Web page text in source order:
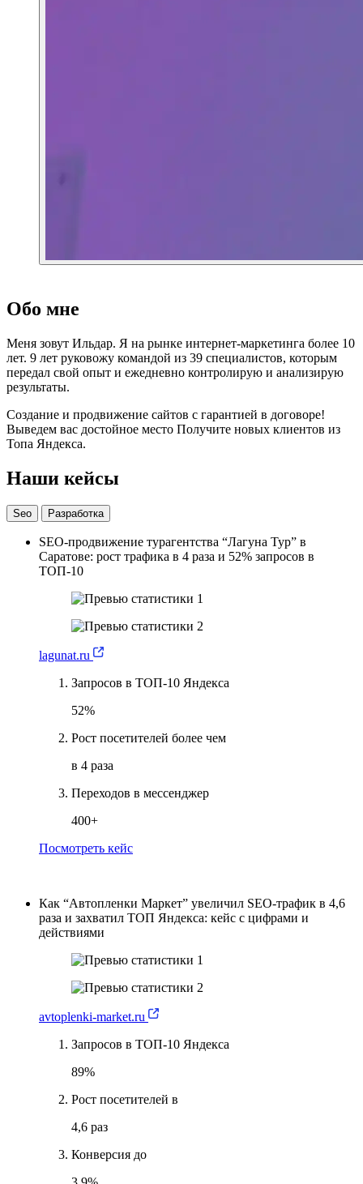
Обо мне
Меня зовут Ильдар. Я на рынке интернет-маркетинга более 10
лет. 9 лет руковожу командой из 39 специалистов, которым
передал свой опыт и ежедневно контролирую и анализирую
результаты.
Создание и продвижение сайтов с гарантией в договоре!
Выведем вас достойное место Получите новых клиентов из
Топа Яндекса.
Наши кейсы
Seo Разработка
SEO-продвижение турагентства “Лагуна Тур” в
Саратове: рост трафика в 4 раза и 52% запросов в
ТОП-10
lagunat.ru
Запросов в ТОП-10 Яндекса
52%
Рост посетителей более чем
в 4 раза
Переходов в мессенджер
400+
Посмотреть кейс
Как “Автопленки Маркет” увеличил SEO-трафик в 4,6
раза и захватил ТОП Яндекса: кейс с цифрами и
действиями
avtoplenki-market.ru
Запросов в ТОП-10 Яндекса
89%
Рост посетителей в
4,6 раз
Конверсия до